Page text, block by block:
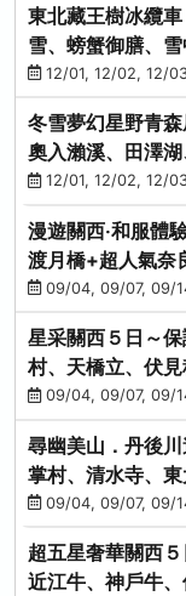
東北藏王樹冰纜
雪、螃蟹御膳、
理、松島遊船
12/01, 12/02, 12/
冬雪夢幻星野青
奧入瀨溪、田澤
村(不進免稅店)
12/01, 12/02, 12/
漫遊關西‧和服體
渡月橋+超人氣奈
09/04, 09/07, 09/
星采關西５日～
村、天橋立、伏
09/04, 09/07, 09/
尋幽美山．丹後
掌村、清水寺、
09/04, 09/07, 09/
超五星奢華關西
近江牛、神戶牛